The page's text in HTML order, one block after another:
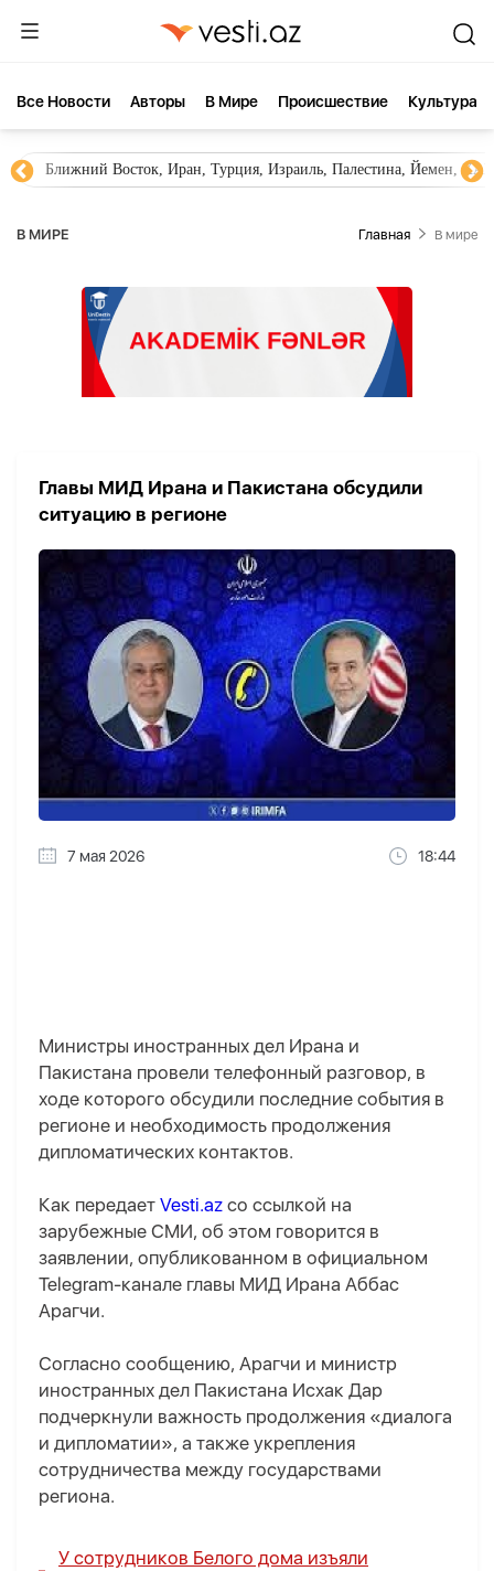
Все Новости Aвторы В Мире Происшествие Культура
Ближний Восток, Иран, Турция, Израиль, Палестина, Йемен,
В МИРЕ Главная В мире
Главы МИД Ирана и Пакистана обсудили
ситуацию в регионе
7 мая 2026 18:44
Министры иностранных дел Ирана и
Пакистана провели телефонный разговор, в
ходе которого обсудили последние события в
регионе и необходимость продолжения
дипломатических контактов.
Как передает Vesti.az со ссылкой на
зарубежные СМИ, об этом говорится в
заявлении, опубликованном в официальном
Telegram-канале главы МИД Ирана Аббас
Арагчи.
Согласно сообщению, Арагчи и министр
иностранных дел Пакистана Исхак Дар
подчеркнули важность продолжения «диалога
и дипломатии», а также укрепления
сотрудничества между государствами
региона.
У сотрудников Белого дома изъяли